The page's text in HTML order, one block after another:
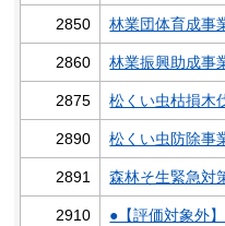
2850 林業団体育成事
2860 林業振興助成事
2875 松くい虫枯損木
2890 松くい虫防除事
2891 森林そ生緊急対
2910 ●【評価対象外